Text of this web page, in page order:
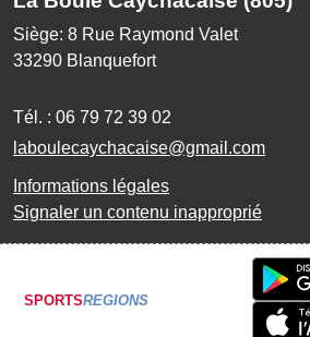
Siège: 8 Rue Raymond Valet
33290 Blanquefort
Tél. : 06 79 72 39 02
laboulecaychacaise@gmail.com
Informations légales
Signaler un contenu inapproprié
SPORTSREGIONS